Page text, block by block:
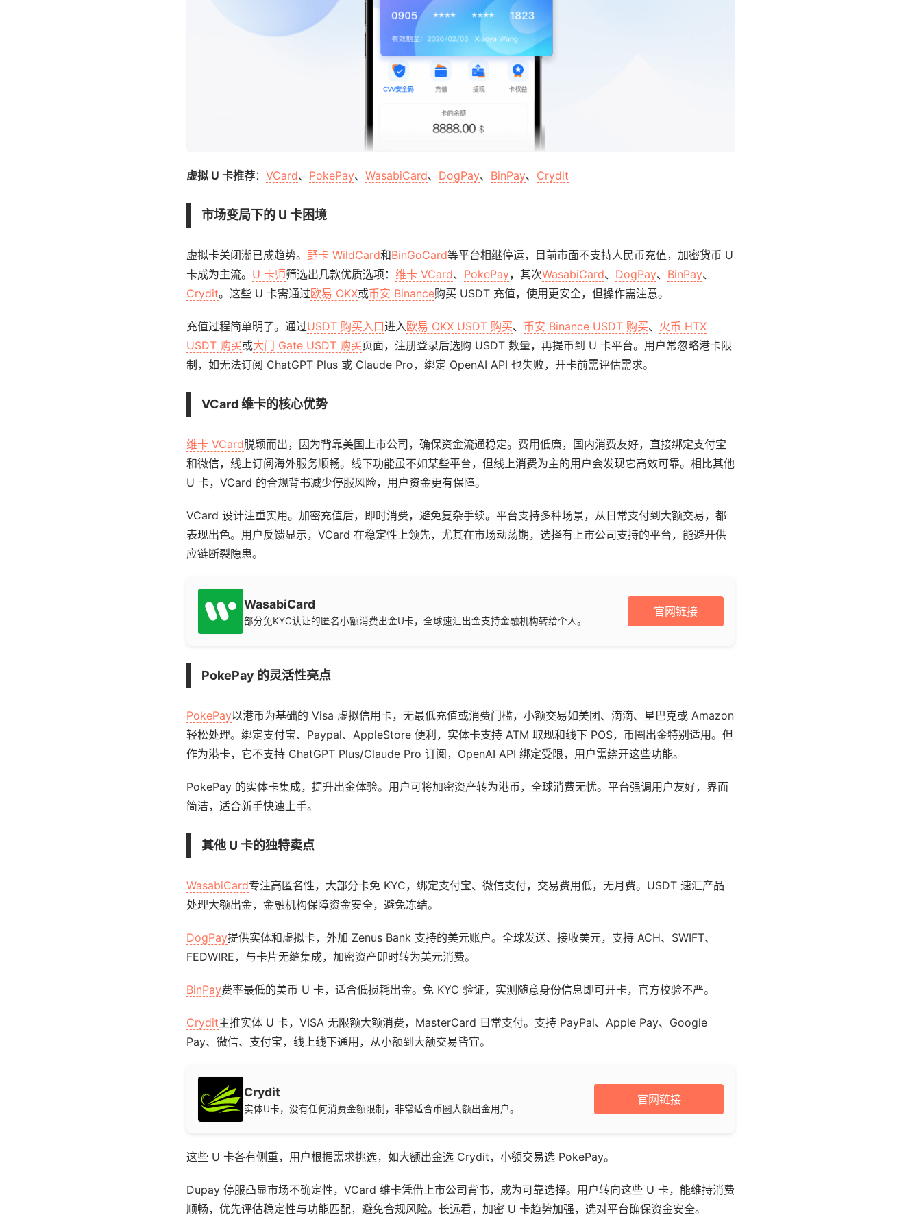
虚拟 U 卡推荐： VCard、 PokePay、 WasabiCard、 DogPay、 BinPay、 Crydit
市场变局下的 U 卡困境
虚拟卡关闭潮已成趋势。 野卡 WildCard和BinGoCard等平台相继停运，目前市面不支持人民币充值，加密货币 U
卡成为主流。 U 卡师筛选出几款优质选项： 维卡 VCard、 PokePay，其次WasabiCard、 DogPay、 BinPay、
Crydit。这些 U 卡需通过欧易 OKX或币安 Binance购买 USDT 充值，使用更安全，但操作需注意。
充值过程简单明了。通过USDT 购买入口进入欧易 OKX USDT 购买、 币安 Binance USDT 购买、 火币 HTX
USDT 购买或大门 Gate USDT 购买页面，注册登录后选购 USDT 数量，再提币到 U 卡平台。用户常忽略港卡限
制，如无法订阅 ChatGPT Plus 或 Claude Pro，绑定 OpenAI API 也失败，开卡前需评估需求。
VCard 维卡的核心优势
维卡 VCard脱颖而出，因为背靠美国上市公司，确保资金流通稳定。费用低廉，国内消费友好，直接绑定支付宝
和微信，线上订阅海外服务顺畅。线下功能虽不如某些平台，但线上消费为主的用户会发现它高效可靠。相比其他
U 卡，VCard 的合规背书减少停服风险，用户资金更有保障。
VCard 设计注重实用。加密充值后，即时消费，避免复杂手续。平台支持多种场景，从日常支付到大额交易，都
表现出色。用户反馈显示，VCard 在稳定性上领先，尤其在市场动荡期，选择有上市公司支持的平台，能避开供
应链断裂隐患。
WasabiCard
部分免KYC认证的匿名小额消费出金U卡，全球速汇出金支持金融机构转给个人。
官网链接
PokePay 的灵活性亮点
PokePay以港币为基础的 Visa 虚拟信用卡，无最低充值或消费门槛，小额交易如美团、滴滴、星巴克或 Amazon
轻松处理。绑定支付宝、Paypal、AppleStore 便利，实体卡支持 ATM 取现和线下 POS，币圈出金特别适用。但
作为港卡，它不支持 ChatGPT Plus/Claude Pro 订阅，OpenAI API 绑定受限，用户需绕开这些功能。
PokePay 的实体卡集成，提升出金体验。用户可将加密资产转为港币，全球消费无忧。平台强调用户友好，界面
简洁，适合新手快速上手。
其他 U 卡的独特卖点
WasabiCard专注高匿名性，大部分卡免 KYC，绑定支付宝、微信支付，交易费用低，无月费。USDT 速汇产品
处理大额出金，金融机构保障资金安全，避免冻结。
DogPay提供实体和虚拟卡，外加 Zenus Bank 支持的美元账户。全球发送、接收美元，支持 ACH、SWIFT、
FEDWIRE，与卡片无缝集成，加密资产即时转为美元消费。
BinPay费率最低的美币 U 卡，适合低损耗出金。免 KYC 验证，实测随意身份信息即可开卡，官方校验不严。
Crydit主推实体 U 卡，VISA 无限额大额消费，MasterCard 日常支付。支持 PayPal、Apple Pay、Google
Pay、微信、支付宝，线上线下通用，从小额到大额交易皆宜。
Crydit
实体U卡，没有任何消费金额限制，非常适合币圈大额出金用户。
官网链接
这些 U 卡各有侧重，用户根据需求挑选，如大额出金选 Crydit，小额交易选 PokePay。
Dupay 停服凸显市场不确定性，VCard 维卡凭借上市公司背书，成为可靠选择。用户转向这些 U 卡，能维持消费
顺畅，优先评估稳定性与功能匹配，避免合规风险。长远看，加密 U 卡趋势加强，选对平台确保资金安全。